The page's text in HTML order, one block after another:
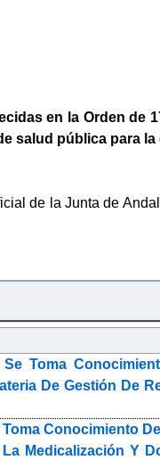
en la Orden de
salud pública para la
de la Junta de
Toma
De Gestión De
Conocimiento
Medicalización Y